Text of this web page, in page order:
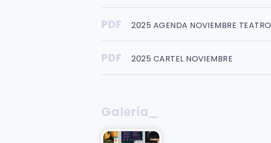
PDF 2025 AGENDA NOVIEMBRE TEATRO
PDF 2025 CARTEL NOVIEMBRE
Galería_